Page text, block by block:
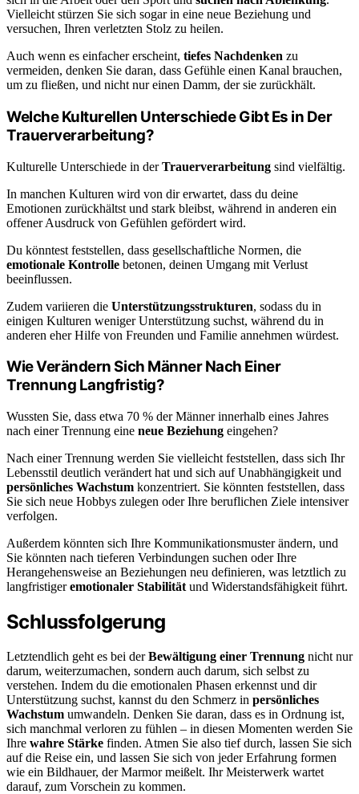
Vielleicht stürzen Sie sich sogar in eine neue Beziehung und
versuchen, Ihren verletzten Stolz zu heilen.
Auch wenn es einfacher erscheint, tiefes Nachdenken zu
vermeiden, denken Sie daran, dass Gefühle einen Kanal brauchen,
um zu fließen, und nicht nur einen Damm, der sie zurückhält.
Welche Kulturellen Unterschiede Gibt Es in Der
Trauerverarbeitung?
Kulturelle Unterschiede in derTrauerverarbeitung sind vielfältig.
In manchen Kulturen wird von dir erwartet, dass du deine
Emotionen zurückhältst und stark bleibst, während in anderen ein
offener Ausdruck von Gefühlen gefördert wird.
Du könntest feststellen, dass gesellschaftliche Normen, die
emotionale Kontrolle betonen, deinen Umgang mit Verlust
beeinflussen.
Zudem variieren die Unterstützungsstrukturen, sodass du in
einigen Kulturen weniger Unterstützung suchst, während du in
anderen eher Hilfe von Freunden und Familie annehmen würdest.
Wie Verändern Sich Männer Nach Einer
Trennung Langfristig?
Wussten Sie, dass etwa 70 % der Männer innerhalb eines Jahres
nach einer Trennung eine neue Beziehung eingehen?
Nach einer Trennung werden Sie vielleicht feststellen, dass sich Ihr
Lebensstil deutlich verändert hat und sich auf Unabhängigkeit und
persönliches Wachstum konzentriert. Sie könnten feststellen, dass
Sie sich neue Hobbys zulegen oder Ihre beruflichen Ziele intensiver
verfolgen.
Außerdem könnten sich Ihre Kommunikationsmuster ändern, und
Sie könnten nach tieferen Verbindungen suchen oder Ihre
Herangehensweise an Beziehungen neu definieren, was letztlich zu
langfristigeremotionaler Stabilität und Widerstandsfähigkeit führt.
Schlussfolgerung
Letztendlich geht es bei derBewältigung einer Trennung nicht nur
darum, weiterzumachen, sondern auch darum, sich selbst zu
verstehen. Indem du die emotionalen Phasen erkennst und dir
Unterstützung suchst, kannst du den Schmerz in persönliches
Wachstum umwandeln. Denken Sie daran, dass es in Ordnung ist,
sich manchmal verloren zu fühlen – in diesen Momenten werden Sie
Ihre wahre Stärke finden. Atmen Sie also tief durch, lassen Sie sich
auf die Reise ein, und lassen Sie sich von jeder Erfahrung formen
wie ein Bildhauer, der Marmor meißelt. Ihr Meisterwerk wartet
darauf, zum Vorschein zu kommen.